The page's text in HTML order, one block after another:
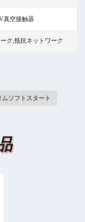
真空接触器
ク,抵抗ネットワーク
ムソフトスタート